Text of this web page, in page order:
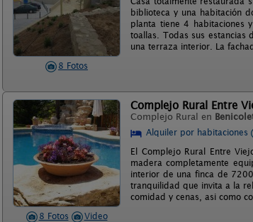
8 Fotos
biblioteca y una habitación
planta tiene 4 habitaciones
toallas. Todas sus
una terraza interior. La
8 Fotos Video
Complejo Rural Entre
Complejo Rural en
Alquiler por habitaciones
El Complejo Rural Entre
madera completamente
interior de una finca de
tranquilidad que invita a la
comidad y cenas, asi como